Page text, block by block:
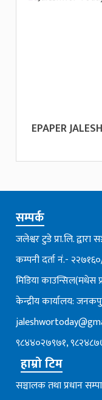
EPAPER
सम्पर्क
जलेश्वर टुडे प्रा.लि. द्वारा
कम्पनी दर्ता नं.-
मिडिया
केन्द्रीय कार्यालय:
९८४४०२७९७१,
हाम्रो टिम
सञ्चालक तथा प्रधान